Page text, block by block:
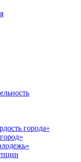
города»